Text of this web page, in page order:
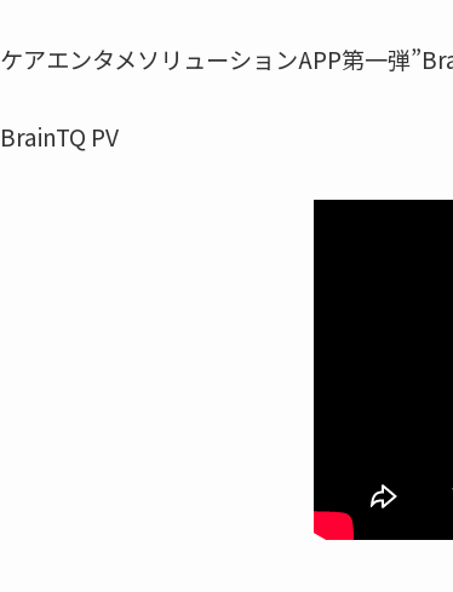
ケアエンタメソリューションAPP第一
BrainTQ PV